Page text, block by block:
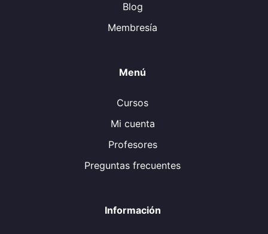
Blog
Membresía
Menú
Cursos
Mi cuenta
Profesores
Preguntas frecuentes
Información